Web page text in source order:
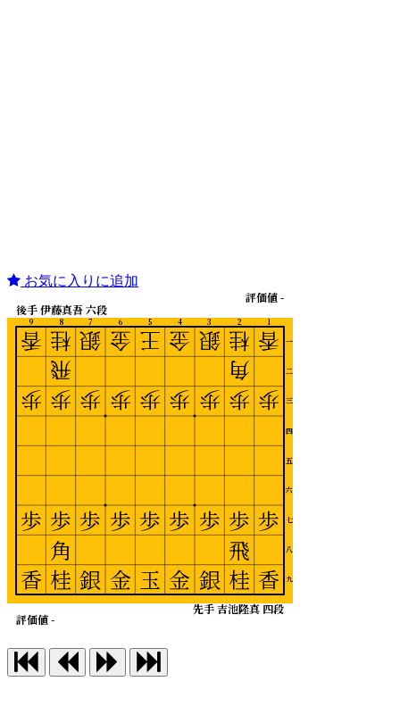
お気に入りに追加
1
2
3
4
5
6
7
8
9
一
二
三
四
五
六
七
八
九
先手 吉池隆真 四段
後手 伊藤真吾 六段
評価値 -
評価値 -
香
歩
歩
香
桂
角
歩
歩
飛
桂
銀
歩
歩
銀
金
歩
歩
金
王
歩
歩
玉
金
歩
歩
金
銀
歩
歩
銀
桂
飛
歩
歩
角
桂
香
歩
歩
香